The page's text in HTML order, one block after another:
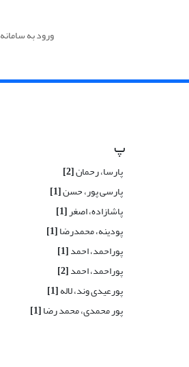
ورود به سامانه
پ
پارسا، رحمان[2]
پارسی پور، حسن[1]
پاشازاده، اصغر[1]
پودینه، محمدرضا[1]
پوراحمد، احمد[1]
پوراحمد، احمد[2]
پورعیدی وند، لاله[1]
پور محمدی، محمد رضا[1]